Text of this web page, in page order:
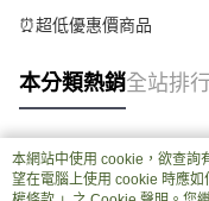
⏰超低優惠價商品
本分類熱銷全站排行
熱門標籤
本網站中使用 cookie，欲查詢
望在電腦上使用 cookie 時應